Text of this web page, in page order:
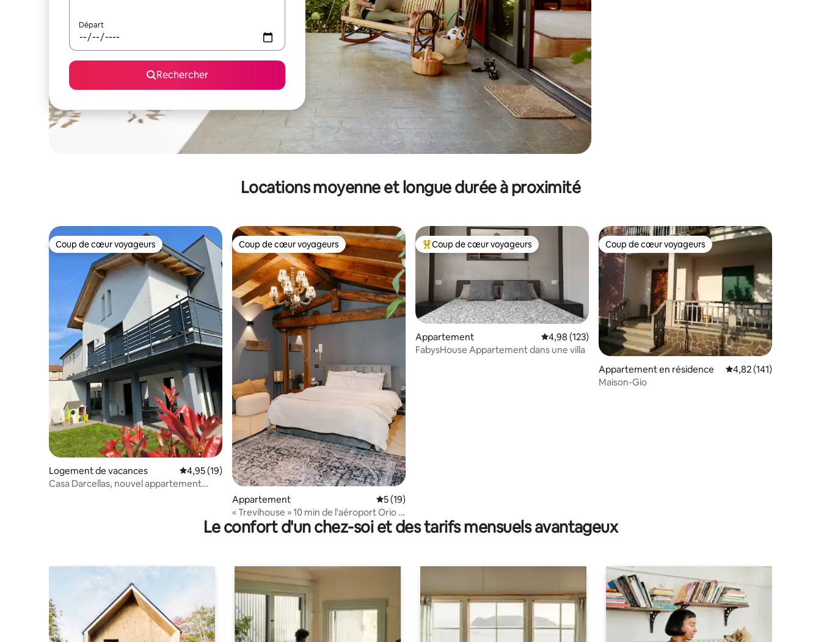
Départ
Rechercher
Locations moyenne et longue durée à proximité
Coup de cœur voyageurs
Coup de cœur voyageurs
Logement de vacances Évaluation moyenne sur la base de 19 commentaires : 4,95 sur 5
4,95 (19)
Casa Darcellas, nouvel appartement
Coup de cœur voyageurs
Coup de cœur voyageurs
Appartement Évaluation moyenne sur la base de 19 commentaires : 5 sur 5
5 (19)
« Trevihouse » 10 min de l'aéroport Orio al
Serio BGY
Coups de cœur voyageurs les plus appréciés
Coup de cœur voyageurs
Appartement Évaluation moyenne sur la base de 123 commentaires : 4,98 sur 5
4,98 (123)
FabysHouse Appartement dans une villa
Coup de cœur voyageurs
Coup de cœur voyageurs
Appartement en résidence Évaluation moyenne
4,82 (141)
Maison-Gio
Le confort d'un chez-soi et des tarifs mensuels avantageux